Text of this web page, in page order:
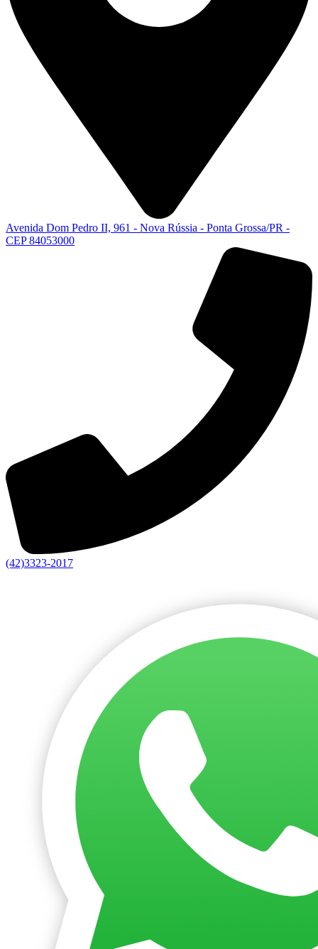
Avenida Dom Pedro II, 961 - Nova Rússia - Ponta Grossa/PR -
CEP 84053000
(42)3323-2017